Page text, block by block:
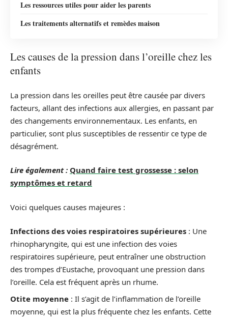
Les ressources utiles pour aider les parents
Les traitements alternatifs et remèdes maison
Les causes de la pression dans l’oreille chez les
enfants
La pression dans les oreilles peut être causée par divers
facteurs, allant des infections aux allergies, en passant par
des changements environnementaux. Les enfants, en
particulier, sont plus susceptibles de ressentir ce type de
désagrément.
Lire également : Quand faire test grossesse : selon
symptômes et retard
Voici quelques causes majeures :
Infections des voies respiratoires supérieures : Une
rhinopharyngite, qui est une infection des voies
respiratoires supérieure, peut entraîner une obstruction
des trompes d’Eustache, provoquant une pression dans
l’oreille. Cela est fréquent après un rhume.
Otite moyenne : Il s’agit de l’inflammation de l’oreille
moyenne, qui est la plus fréquente chez les enfants. Cette